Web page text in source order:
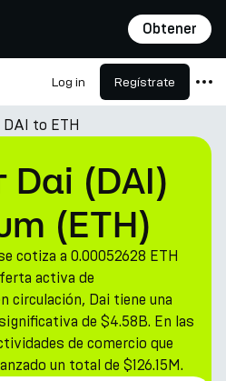
Obtener
Log in Regístrate
DAI to ETH
Dai (DAI)
(ETH)
cotiza a 0.00052628 ETH
activa de
circulación, Dai tiene una
de $4.58B. En las
de comercio que
un total de $126.15M.